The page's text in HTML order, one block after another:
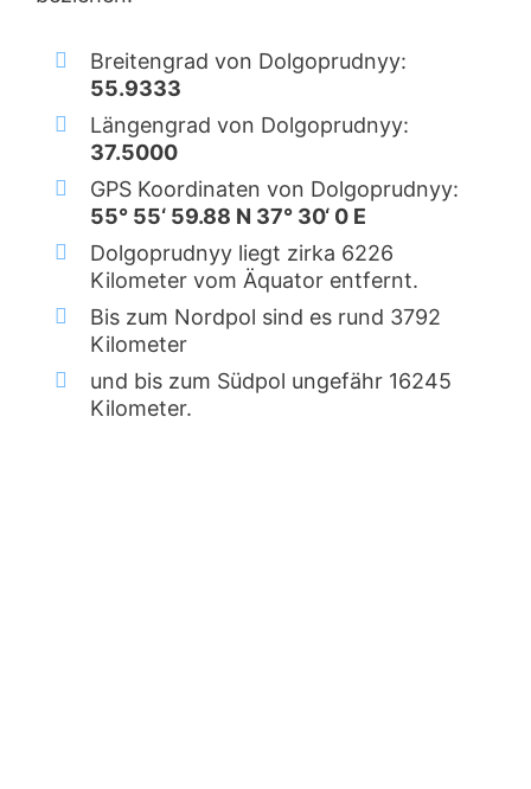
Breitengrad von Dolgoprudnyy:
55.9333
Längengrad von Dolgoprudnyy:
37.5000
GPS Koordinaten von Dolgoprudnyy:
55° 55‘ 59.88 N 37° 30‘ 0 E
Dolgoprudnyy liegt zirka 6226
Kilometer vom Äquator entfernt.
Bis zum Nordpol sind es rund 3792
Kilometer
und bis zum Südpol ungefähr 16245
Kilometer.